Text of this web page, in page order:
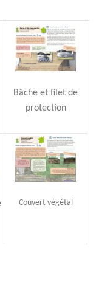
Bâche et filet de
protection
Couvert végétal